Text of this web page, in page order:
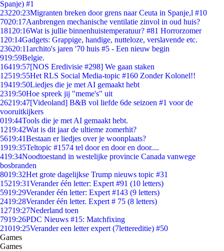
Spanje) #1
23220:23Migranten breken door grens naar Ceuta in Spanje,l #10
7020:17Aanbrengen mechanische ventilatie zinvol in oud huis?
181 20:16Wat is jullie binnenhuistemperatuur? #81 Horrorzomer
1 20:14Gadgets: Grappige, handige, nutteloze, verslavende etc.
23620:11archito's jaren '70 huis #5 - Een nieuw begin
919:59Belgie.
16419:57[NOS Eredivisie #298] We gaan staken
12519:55Het RLS Social Media-topic #160 Zonder Kolonel!!
19419:50Liedjes die je met AI gemaakt hebt
2319:50Hoe spreek jij "meme's" uit
26219:47[Videoland] B&B vol liefde 6de seizoen #1 voor de
vooruitkijkers
019:44Tools die je met AI gemaakt hebt.
1219:42Wat is dit jaar de ultieme zomerhit?
5619:41Bestaan er liedjes over je woonplaats?
1919:35Teltopic #1574 tel door en door en door....
419:34Noodtoestand in westelijke provincie Canada vanwege
bosbranden
8019:32Het grote dagelijkse Trump nieuws topic #31
15219:31Verander één letter: Expert #91 (10 letters)
5919:29Verander één letter: Expert #143 (9 letters)
2419:28Verander één letter. Expert # 75 (8 letters)
12719:27Nederland toen
7919:26PDC Nieuws #15: Matchfixing
21019:25Verander een letter expert (7lettereditie) #50
Games
Games